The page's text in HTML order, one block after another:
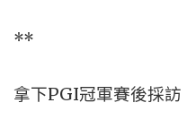
**
拿下PGI冠軍賽後採訪